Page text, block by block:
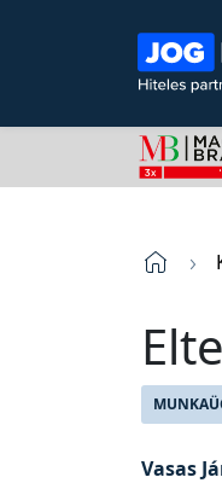
Vasas